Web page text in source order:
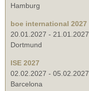
Hamburg
boe international 2027
20.01.2027 - 21.01.2027
Dortmund
ISE 2027
02.02.2027 - 05.02.2027
Barcelona